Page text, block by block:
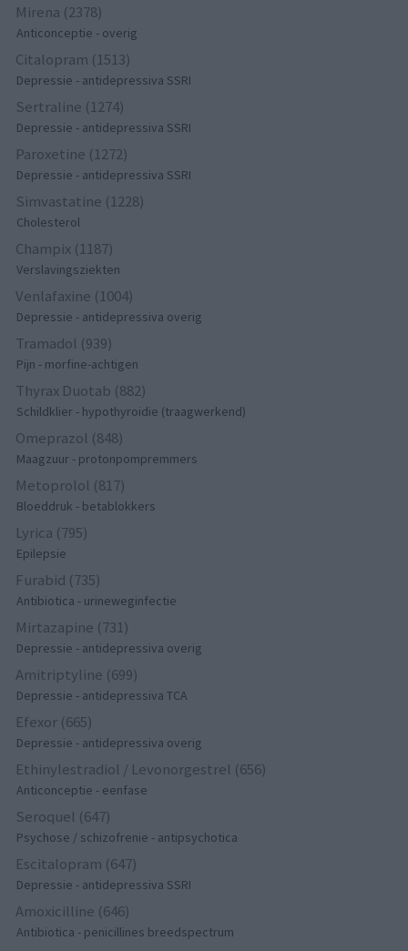
Mirena (2378)
Anticonceptie - overig
Citalopram (1513)
Depressie - antidepressiva SSRI
Sertraline (1274)
Depressie - antidepressiva SSRI
Paroxetine (1272)
Depressie - antidepressiva SSRI
Simvastatine (1228)
Cholesterol
Champix (1187)
Verslavingsziekten
Venlafaxine (1004)
Depressie - antidepressiva overig
Tramadol (939)
Pijn - morfine-achtigen
Thyrax Duotab (882)
Schildklier - hypothyroidie (traagwerkend)
Omeprazol (848)
Maagzuur - protonpompremmers
Metoprolol (817)
Bloeddruk - betablokkers
Lyrica (795)
Epilepsie
Furabid (735)
Antibiotica - urineweginfectie
Mirtazapine (731)
Depressie - antidepressiva overig
Amitriptyline (699)
Depressie - antidepressiva TCA
Efexor (665)
Depressie - antidepressiva overig
Ethinylestradiol / Levonorgestrel (656)
Anticonceptie - eenfase
Seroquel (647)
Psychose / schizofrenie - antipsychotica
Escitalopram (647)
Depressie - antidepressiva SSRI
Amoxicilline (646)
Antibiotica - penicillines breedspectrum